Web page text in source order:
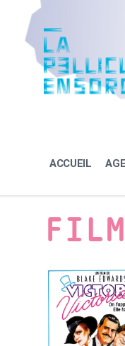
content
navigation
footer
ACCUEIL